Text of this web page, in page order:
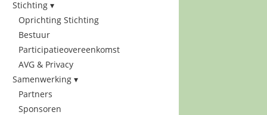
Stichting
Oprichting Stichting
Bestuur
Participatieovereenkomst
AVG & Privacy
Samenwerking
Partners
Sponsoren